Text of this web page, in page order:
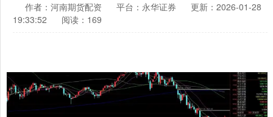
作者：河南期货配资 平台：永华证券
更新：2026-01-28
19:33:52
阅读：169